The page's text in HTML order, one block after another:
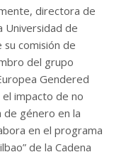
directora de
Universidad de
comisión de
del grupo
Gendered
el impacto de no
género en la
en el programa
de la Cadena